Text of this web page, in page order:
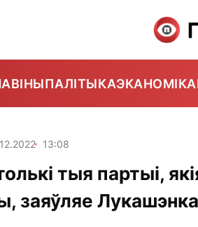
ПАЛІТЫКАЭКАНОМІКА
13:08
тыя партыі,
заяўляе Лукашэнка